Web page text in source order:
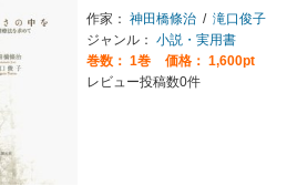
作家： 神田橋條治 / 滝口俊子
ジャンル： 小説・実用書
巻数： 1巻
価格： 1,600pt
レビュー投稿数0件